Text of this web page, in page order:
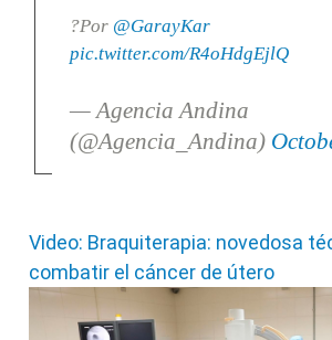
?Por @GarayKar
pic.twitter.com/R4oHdgEjlQ
— Agencia Andina
(@Agencia_Andina)
Video: Braquiterapia: novedosa
combatir el cáncer de útero